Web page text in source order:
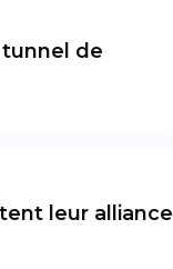
de
leur alliance